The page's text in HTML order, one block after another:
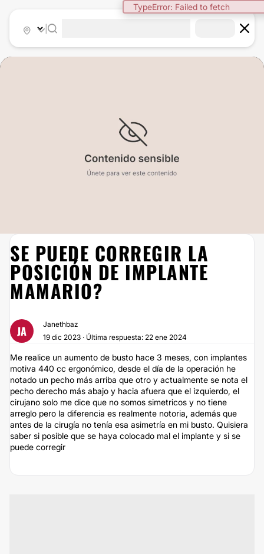
TypeError: Failed to fetch
AUMENTO DE BUSTO
SE PUEDE CORREGIR LA
POSICIÓN DE IMPLANTE
MAMARIO?
JA
Janethbaz
19 dic 2023 · Última respuesta: 22 ene 2024
Me realice un aumento de busto hace 3 meses, con implantes
motiva 440 cc ergonómico, desde el día de la operación he
notado un pecho más arriba que otro y actualmente se nota el
pecho derecho más abajo y hacia afuera que el izquierdo, el
cirujano solo me dice que no somos simetricos y no tiene
arreglo pero la diferencia es realmente notoria, además que
antes de la cirugía no tenía esa asimetría en mi busto. Quisiera
saber si posible que se haya colocado mal el implante y si se
puede corregir